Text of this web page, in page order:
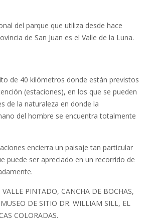
del parque que utiliza desde hace
de San Juan es el Valle de la Luna.
de 40 kilómetros donde están previstos
(estaciones), en los que se pueden
de la naturaleza en donde la
del hombre se encuentra totalmente
encierra un paisaje tan particular
puede ser apreciado en un recorrido de
PINTADO, CANCHA DE BOCHAS,
DE SITIO DR. WILLIAM SILL, EL
COLORADAS.